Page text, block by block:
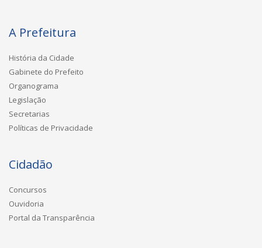
A Prefeitura
História da Cidade
Gabinete do Prefeito
Organograma
Legislação
Secretarias
Políticas de Privacidade
Cidadão
Concursos
Ouvidoria
Portal da Transparência